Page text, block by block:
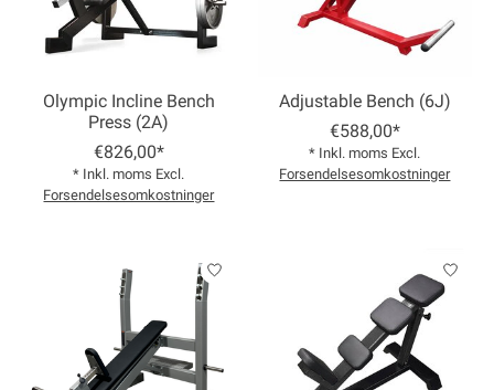
Olympic Incline Bench
Press (2A)
€826,00*
* Inkl. moms Excl.
Forsendelsesomkostninger
Adjustable Bench (6J)
€588,00*
* Inkl. moms Excl.
Forsendelsesomkostninger